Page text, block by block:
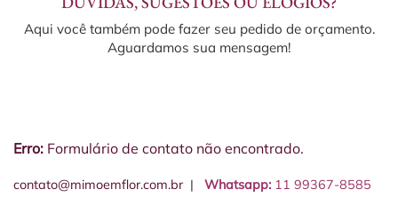
Aqui você também pode fazer seu pedido de orçamento.
Aguardamos sua mensagem!
Erro: Formulário de contato não encontrado.
contato@mimoemflor.com.br| Whatsapp: 11 99367-8585